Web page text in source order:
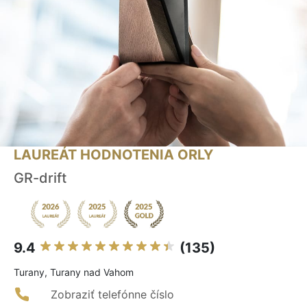
LAUREÁT HODNOTENIA ORLY
GR-drift
9.4 (135)
Turany, Turany nad Vahom
Zobraziť telefónne číslo